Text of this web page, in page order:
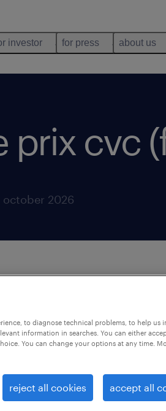
investor for press about us
prix cvc
october 2026
à la directrice d'études, vous
to diagnose technical problems, to help us
information in searches. You can either
You can change your options at any time.
reject all cookies accept all